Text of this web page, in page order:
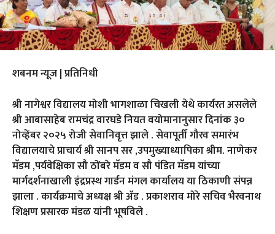
शबनम न्यूज | प्रतिनिधी
श्री नागेश्वर विद्यालय मोशी भागशाळा चिखली येथे कार्यरत असलेले
श्री आबासाहेब रामचंद्र वारघडे नियत वयोमानानुसार दिनांक ३०
नोव्हेंबर २०२५ रोजी सेवानिवृत्त झाले . सेवापूर्ती गौरव समारंभ
विद्यालयाचे प्राचार्य श्री सानप सर ,उपमुख्याध्यापिका श्रीम. नाणेकर
मॅडम ,पर्यवेक्षिका सौ ठोंबरे मॅडम व सौ पंडित मॅडम यांच्या
मार्गदर्शनाखाली इंद्रप्रस्थ गार्डन मंगल कार्यालय या ठिकाणी संपन्न
झाला . कार्यक्रमाचे अध्यक्ष श्री ॲड . प्रकाशराव मोरे सचिव भैरवनाथ
शिक्षण प्रसारक मंडळ यांनी भूषविले .